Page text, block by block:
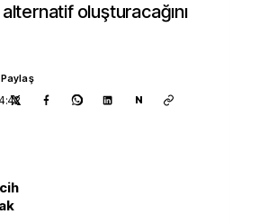
oluşturacağını
Paylaş
N